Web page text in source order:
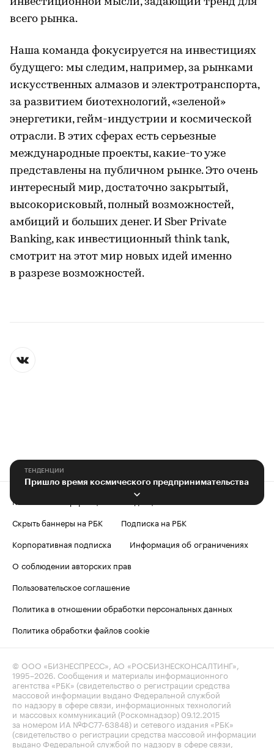
всего рынка.
Наша команда фокусируется на инвестициях
будущего: мы следим, например, за рынками
искусственных алмазов и электротранспорта,
за развитием биотехнологий, «зеленой»
энергетики, гейм-индустрии и космической
отрасли. В этих сферах есть серьезные
международные проекты, какие-то уже
представлены на публичном рынке. Это очень
интересный мир, достаточно закрытый,
высокорисковый, полный возможностей,
амбиций и больших денег. И Sber Private
Banking, как инвестиционный think tank,
смотрит на этот мир новых идей именно
в разрезе возможностей.
ТЕНДЕНЦИИ
Пришло время космического предпринимательства
Контактная информация
Редакция
Скрыть баннеры на РБК
Подписка на РБК
Корпоративная подписка
Информация об ограничениях
О соблюдении авторских прав
Пользовательское соглашение
Политика в отношении обработки персональных данных
Политика обработки файлов cookie
© ООО «БИЗНЕСПРЕСС», АО «РОСБИЗНЕСКОНСАЛТИНГ»,
1995–2026 . Сообщения и материалы информационного
агентства «РБК» (свидетельство о регистрации средства
массовой информации выдано Федеральной службой
по надзору в сфере связи, информационных технологий
и массовых коммуникаций (Роскомнадзор) 09.12.2015
за номером ИА №ФС77-63848) и сетевого издания «РБК»
(свидетельство о регистрации средства массовой информации
выдано Федеральной службой по надзору в сфере связи,